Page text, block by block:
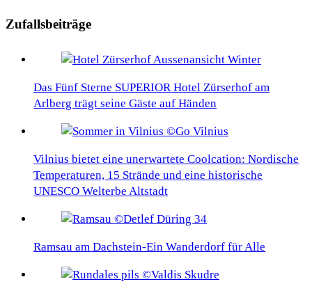
Zufallsbeiträge
Das Fünf Sterne SUPERIOR Hotel Zürserhof am
Arlberg trägt seine Gäste auf Händen
Vilnius bietet eine unerwartete Coolcation: Nordische
Temperaturen, 15 Strände und eine historische
UNESCO Welterbe Altstadt
Ramsau am Dachstein-Ein Wanderdorf für Alle